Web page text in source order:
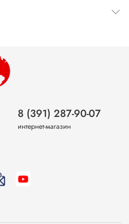
8 (391) 287-90-07
интернет-магазин